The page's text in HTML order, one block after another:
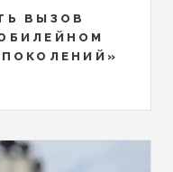
ВЫЗОВ